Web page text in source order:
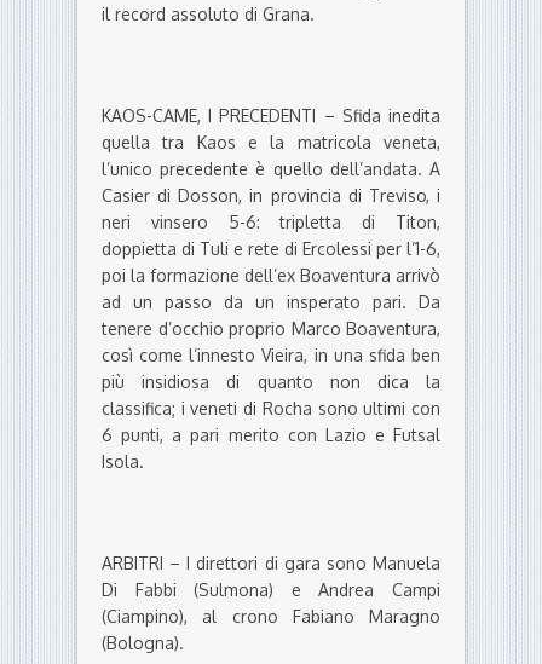
il record assoluto di Grana.
KAOS-CAME, I PRECEDENTI – Sfida inedita
quella tra Kaos e la matricola veneta,
l’unico precedente è quello dell’andata. A
Casier di Dosson, in provincia di Treviso, i
neri vinsero 5-6: tripletta di Titon,
doppietta di Tuli e rete di Ercolessi per l’1-6,
poi la formazione dell’ex Boaventura arrivò
ad un passo da un insperato pari. Da
tenere d’occhio proprio Marco Boaventura,
così come l’innesto Vieira, in una sfida ben
più insidiosa di quanto non dica la
classifica; i veneti di Rocha sono ultimi con
6 punti, a pari merito con Lazio e Futsal
Isola.
ARBITRI – I direttori di gara sono Manuela
Di Fabbi (Sulmona) e Andrea Campi
(Ciampino), al crono Fabiano Maragno
(Bologna).